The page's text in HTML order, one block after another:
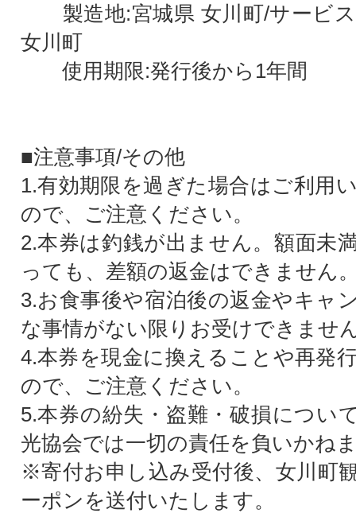
製造地:宮城県 女川町/サービス
女川町
使用期限:発行後から1年間
■注意事項/その他
1.有効期限を過ぎた場合はご利用
ので、ご注意ください。
2.本券は釣銭が出ません。額面未
っても、差額の返金はできません
3.お食事後や宿泊後の返金やキャ
な事情がない限りお受けできませ
4.本券を現金に換えることや再発
ので、ご注意ください。
5.本券の紛失・盗難・破損につい
光協会では一切の責任を負いかね
※寄付お申し込み受付後、女川町
ーポンを送付いたします。